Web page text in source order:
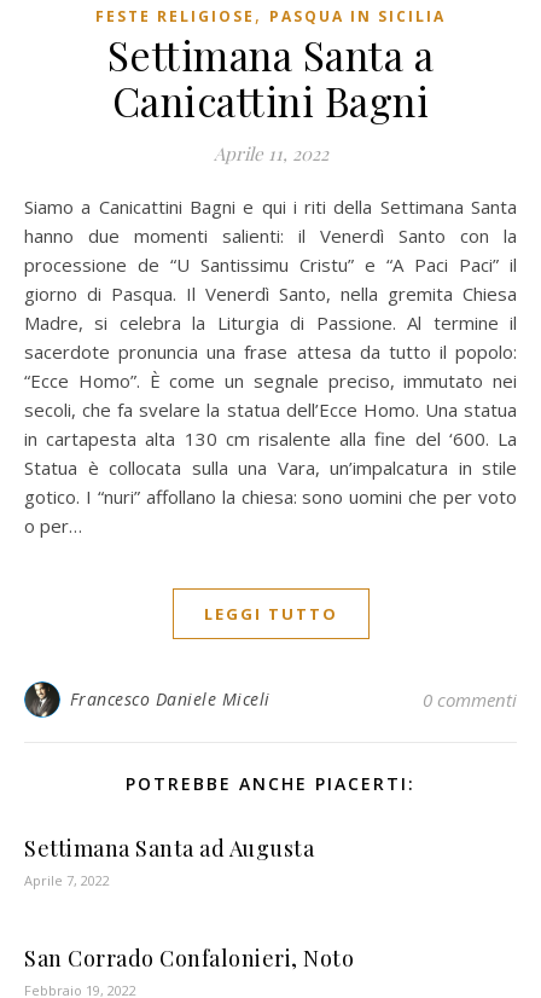
FESTE RELIGIOSE , PASQUA IN SICILIA
Settimana Santa a
Canicattini Bagni
Aprile 11, 2022
Siamo a Canicattini Bagni e qui i riti della Settimana Santa
hanno due momenti salienti: il Venerdì Santo con la
processione de “U Santissimu Cristu” e “A Paci Paci” il
giorno di Pasqua. Il Venerdì Santo, nella gremita Chiesa
Madre, si celebra la Liturgia di Passione. Al termine il
sacerdote pronuncia una frase attesa da tutto il popolo:
“Ecce Homo”. È come un segnale preciso, immutato nei
secoli, che fa svelare la statua dell’Ecce Homo. Una statua
in cartapesta alta 130 cm risalente alla fine del ‘600. La
Statua è collocata sulla una Vara, un’impalcatura in stile
gotico. I “nuri” affollano la chiesa: sono uomini che per voto
o per…
LEGGI TUTTO
Francesco Daniele Miceli 0 commenti
POTREBBE ANCHE PIACERTI:
Settimana Santa ad Augusta
Aprile 7, 2022
San Corrado Confalonieri, Noto
Febbraio 19, 2022